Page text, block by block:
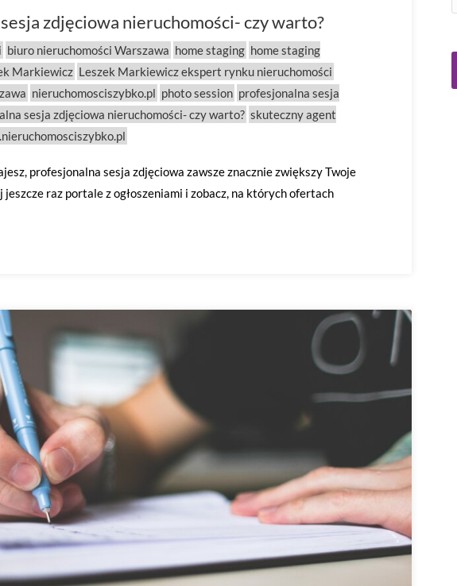
zdjęciowa nieruchomości- czy warto?
biuro nieruchomości Warszawa home staging home staging
Markiewicz Leszek Markiewicz ekspert rynku nieruchomości
nieruchomosciszybko.pl photo session profesjonalna sesja
sesja zdjęciowa nieruchomości- czy warto? skuteczny agent
profesjonalna sesja zdjęciowa zawsze znacznie zwiększy Twoje
jeszcze raz portale z ogłoszeniami i zobacz, na których ofertach